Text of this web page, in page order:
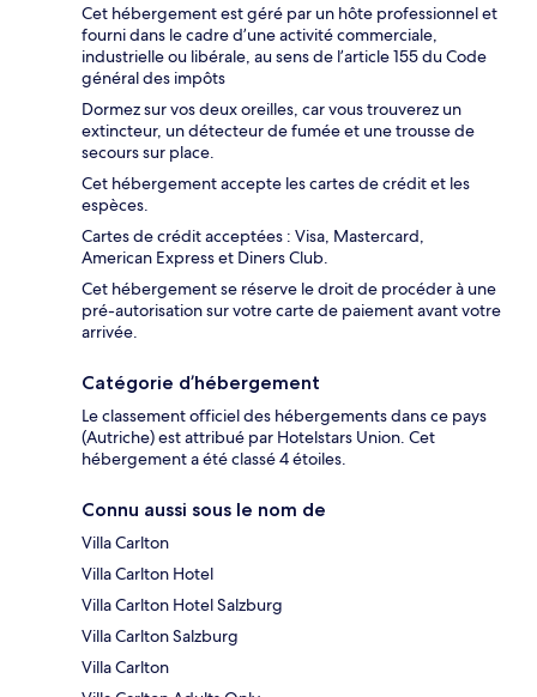
Cet hébergement est géré par un hôte professionnel et
fourni dans le cadre d’une activité commerciale,
industrielle ou libérale, au sens de l’article 155 du Code
général des impôts
Dormez sur vos deux oreilles, car vous trouverez un
extincteur, un détecteur de fumée et une trousse de
secours sur place.
Cet hébergement accepte les cartes de crédit et les
espèces.
Cartes de crédit acceptées : Visa, Mastercard,
American Express et Diners Club.
Cet hébergement se réserve le droit de procéder à une
pré-autorisation sur votre carte de paiement avant votre
arrivée.
Catégorie d’hébergement
Le classement officiel des hébergements dans ce pays
(Autriche) est attribué par Hotelstars Union. Cet
hébergement a été classé 4 étoiles.
Connu aussi sous le nom de
Villa Carlton
Villa Carlton Hotel
Villa Carlton Hotel Salzburg
Villa Carlton Salzburg
Villa Carlton